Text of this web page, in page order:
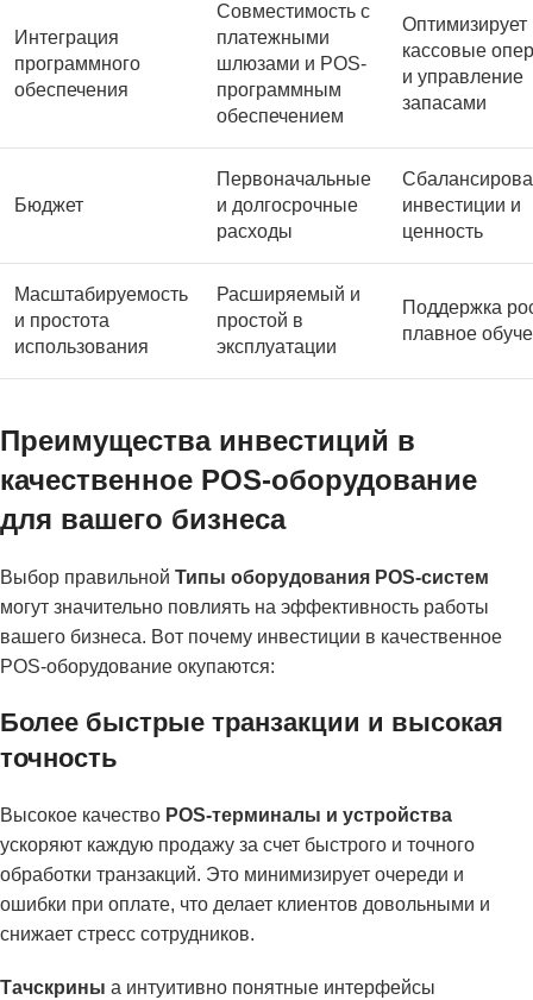
Интеграция
программного
обеспечения
Совместимость с
платежными
шлюзами и POS-
программным
обеспечением
Оптимизирует
кассовые
и управление
запасами
Бюджет
Первоначальные
и долгосрочные
расходы
инвестиции и
ценность
Масштабируемость
и простота
использования
Расширяемый и
простой в
эксплуатации
Поддержка
плавное
Преимущества инвестиций в
качественное POS-оборудование
для вашего бизнеса
Выбор правильной Типы оборудования POS-систем
могут значительно повлиять на эффективность работы
вашего бизнеса. Вот почему инвестиции в качественное
POS-оборудование окупаются:
Более быстрые транзакции и высокая
точность
Высокое качество POS-терминалы и устройства
ускоряют каждую продажу за счет быстрого и точного
обработки транзакций. Это минимизирует очереди и
ошибки при оплате, что делает клиентов довольными и
снижает стресс сотрудников.
Тачскрины а интуитивно понятные интерфейсы